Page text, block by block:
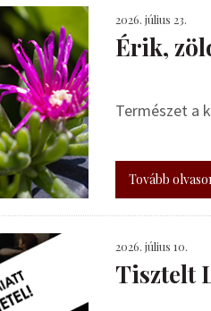
2026. július 23.
Érik,
Természet a
Tovább
2026. július 10.
Tisztelt